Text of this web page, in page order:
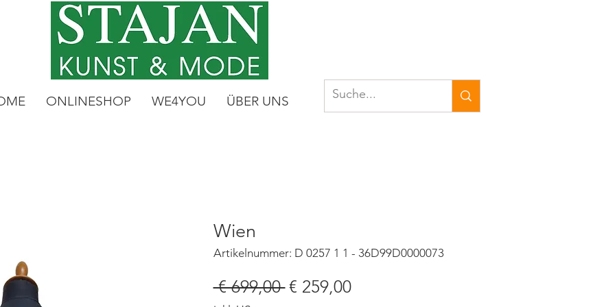
ONLINESHOP WE4YOU ÜBER UNS
Wien
Artikelnummer: D 0257 1 1 - 36D99D0000073
€ 699,00 Standardpreis
€ 259,00Sale-